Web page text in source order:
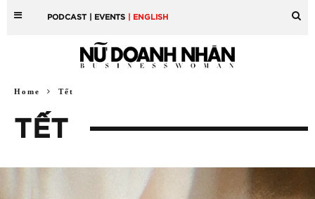
PODCAST | EVENTS | ENGLISH
Home Tết
TẾT